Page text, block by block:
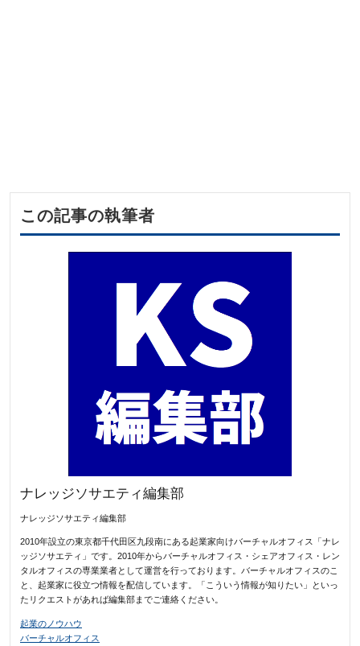
この記事の執筆者
ナレッジソサエティ編集部
ナレッジソサエティ編集部
2010年設立の東京都千代田区九段南にある起業家向けバーチャルオフィス「ナレ
ッジソサエティ」です。2010年からバーチャルオフィス・シェアオフィス・レン
タルオフィスの専業業者として運営を行っております。バーチャルオフィスのこ
と、起業家に役立つ情報を配信しています。「こういう情報が知りたい」といっ
たリクエストがあれば編集部までご連絡ください。
起業のノウハウ
バーチャルオフィス